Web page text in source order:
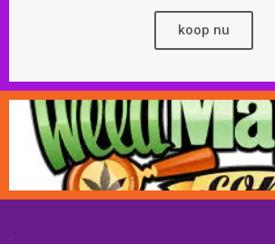
koop nu
.